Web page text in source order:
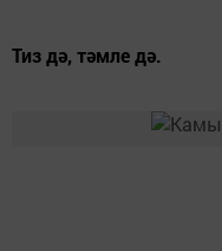
Тиз дә, тәмле дә.